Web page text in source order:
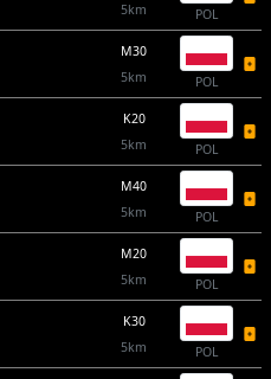
5km
POL
M30
5km
POL
K20
5km
POL
M40
5km
POL
M20
5km
POL
K30
5km
POL